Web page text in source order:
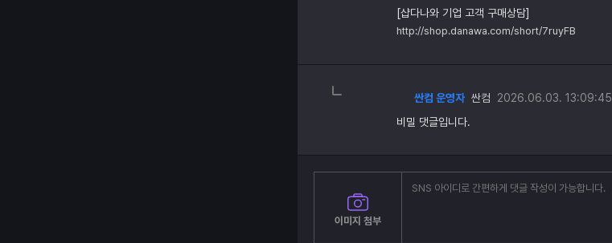
[샵다나와 기업 고객 구매상담]
http://shop.danawa.com/short/7ruyFB
싼컴 운영자 싼컴
2026.06.03. 13:09:45
비밀 댓글입니다.
이미지 첨부